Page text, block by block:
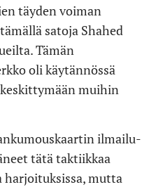
täyden voiman
satoja Shahed
Tämän
oli käytännössä
muihin
ilmailu-
tätä taktiikkaa
harjoituksissa, mutta